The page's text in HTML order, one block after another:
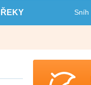
ŘEKY Sníh